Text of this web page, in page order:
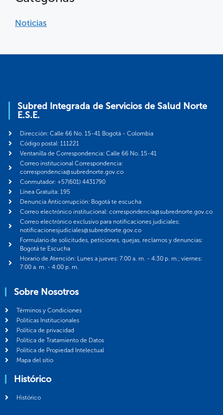
Noticias
Subred Integrada de Servicios de Salud Norte
E.S.E.
Dirección: Calle 66 No. 15-41 Bogotá - Colombia
Código postal: 111221
Ventanilla de Correspondencia: Calle 66 No. 15-41
Correo institucional Correspondencia:
correspondencia@subrednorte.gov.co
Conmutador: +57(601) 4431790
Línea Gratuita: 195
Denuncia Anticorrupción: Bogotá te escucha
Correo electrónico institucional: correspondencia@subrednorte.gov.co
Correo electrónico exclusivo para notificaciones judiciales:
notificacionesjudiciales@subrednorte.gov.co
Formulario de solicitudes, peticiones, quejas, reclamos y denuncias:
Bogotá te Escucha
Horario de Atención: Lunes a jueves: 7:00 a. m. - 4:30 p. m.; viernes:
7:00 a. m. - 4:00 p. m.
Sobre Nosotros
Términos y Condiciones
Politicas Institucionales
Política de privacidad
Política de Tratamiento de Datos
Política de Propiedad Intelectual
Mapa del sitio
Histórico
Histórico